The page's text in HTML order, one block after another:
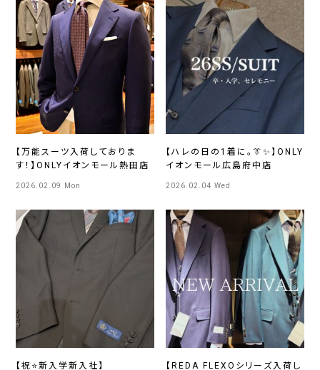
【万能スーツ入荷しておりま
す！】ONLYイオンモール熱田店
2026.02.09 Mon
【ハレの日の1着に。👔✨】ONLY
イオンモール広島府中店
2026.02.04 Wed
【祝⭐新入学新入社】
【REDA FLEXOシリーズ入荷し